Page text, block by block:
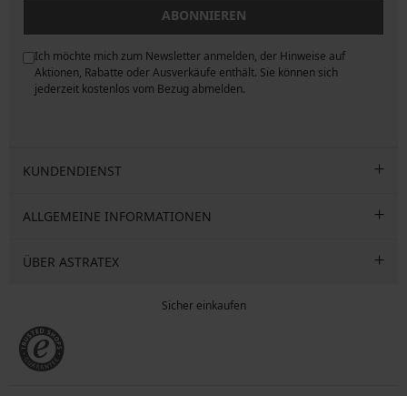
ABONNIEREN
Ich möchte mich zum Newsletter anmelden, der Hinweise auf
Aktionen, Rabatte oder Ausverkäufe enthält. Sie können sich
jederzeit kostenlos vom Bezug abmelden.
KUNDENDIENST
ALLGEMEINE INFORMATIONEN
ÜBER ASTRATEX
Sicher einkaufen